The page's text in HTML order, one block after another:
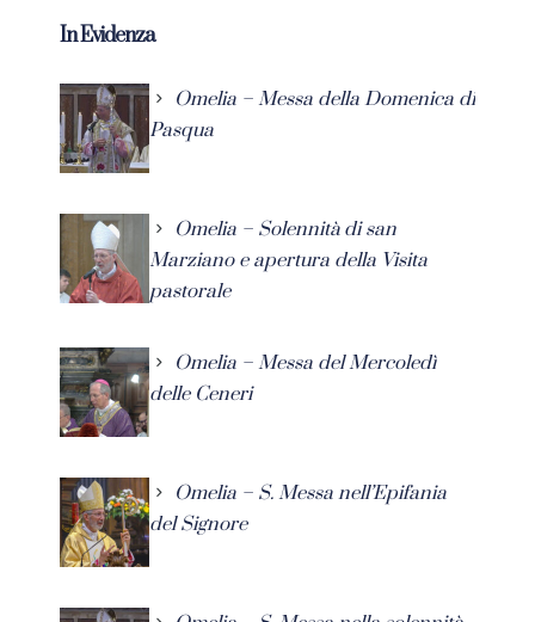
In Evidenza
Omelia – Messa della Domenica di
Pasqua
Omelia – Solennità di san
Marziano e apertura della Visita
pastorale
Omelia – Messa del Mercoledì
delle Ceneri
Omelia – S. Messa nell’Epifania
del Signore